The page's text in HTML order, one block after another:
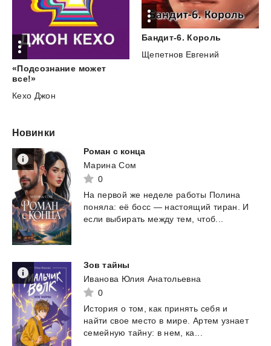
«Подсознание может
все!»
Кехо Джон
Бандит-6. Король
Щепетнов Евгений
Новинки
Роман с конца
Марина Сом
0
На первой же неделе работы Полина
поняла: её босс — настоящий тиран.
И
если выбирать между тем, чтоб...
Зов тайны
Иванова Юлия Анатольевна
0
История о том, как принять себя и
найти свое место в мире. Артем узнает
семейную тайну: в нем, ка...